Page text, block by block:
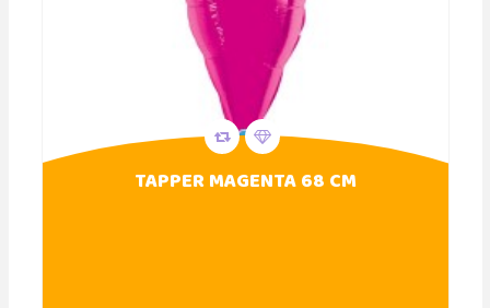
TAPPER MAGENTA 68 CM